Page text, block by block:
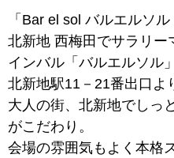
「Bar el sol バルエルソル
北新地 西梅田でサラリー
インバル「バルエルソル」
北新地駅11－21番出口よ
大人の街、北新地でしっ
がこだわり。
会場の雰囲気もよく本格